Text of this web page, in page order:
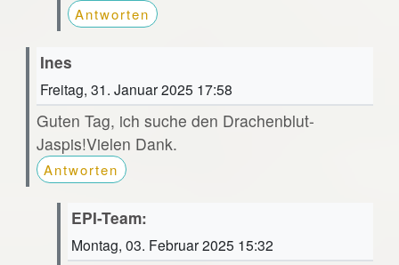
Antworten
Ines
Freitag, 31. Januar 2025 17:58
Guten Tag, ich suche den Drachenblut-
Jaspis!Vielen Dank.
Antworten
EPI-Team:
Montag, 03. Februar 2025 15:32